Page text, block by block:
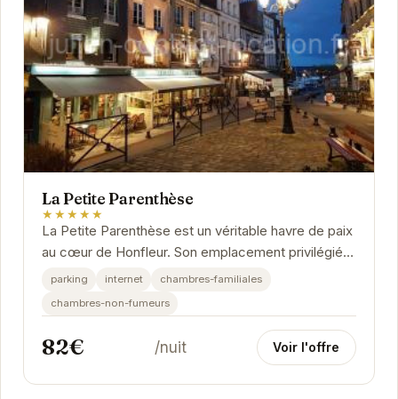
La Petite Parenthèse
★★★★★
La Petite Parenthèse est un véritable havre de paix
au cœur de Honfleur. Son emplacement privilégié,
à proximité des attractions principales,...
parking internet
chambres-familiales
chambres-non-fumeurs
82€ /nuit Voir l'offre